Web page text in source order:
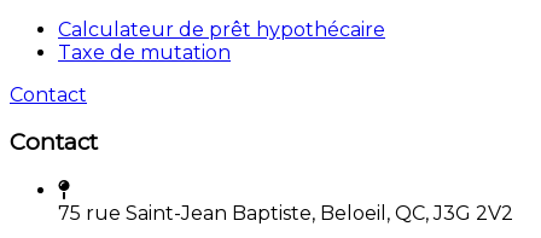
Calculateur de prêt hypothécaire
Taxe de mutation
Contact
Contact
75 rue Saint-Jean Baptiste, Beloeil, QC, J3G 2V2